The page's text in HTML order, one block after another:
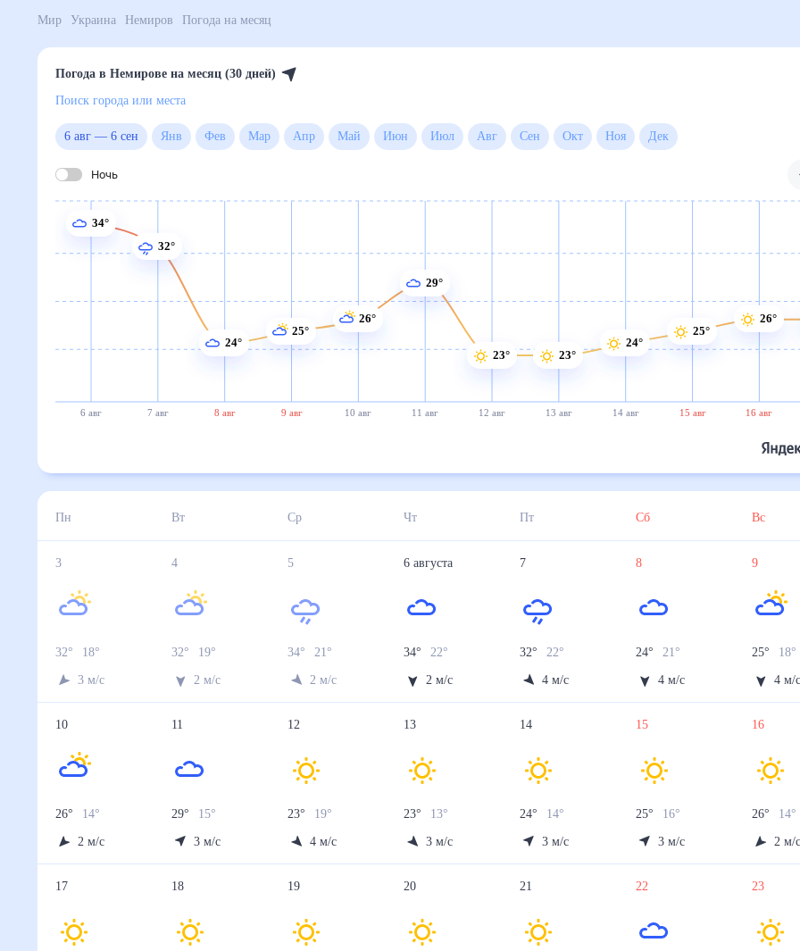
Мир Украина Немиров Погода на месяц
Погода в Немирове на месяц (30 дней)
Поиск города или места
6 авг— 6 сен Янв Фев Мар Апр Май Июн Июл Авг Сен Окт Ноя
Ночь
6 авг 7 авг 8 авг 9 авг 10 авг 11 авг 12 авг 13 авг 14 авг 15 авг 16 авг
34°
32°
24°
25°
26°
29°
23° 23°
24°
25°
26°
Пн Вт Ср Чт Пт Сб Вс
3
32° 18°
3 м/с
4
32° 19°
2 м/с
5
34° 21°
2 м/с
6 августа
34° 22
2 м/с
7
32° 22°
4 м/с
8
24° 21°
4 м/с
9
25° 18°
4 м/
10
26° 14°
2 м/с
11
29° 15°
3 м/с
12
23° 19°
4 м/с
13
23° 13°
3 м/с
14
24° 14°
3 м/с
15
25° 16°
3 м/с
16
26° 14°
2 м/
17 18 19 20 21 22 23